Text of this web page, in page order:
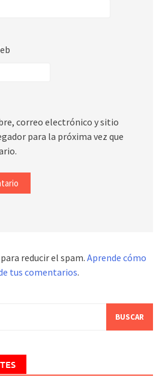
correo electrónico y sitio
para la próxima vez que
reducir el spam. Aprende cómo
tus comentarios.